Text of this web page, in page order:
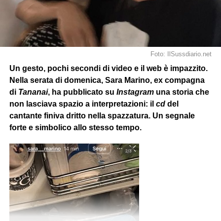
Foto: IlSussdiario.net
Un gesto, pochi secondi di video e il web è impazzito.
Nella serata di domenica, Sara Marino, ex compagna
di Tananai, ha pubblicato su Instagramuna storia che
non lasciava spazio a interpretazioni: il cddel
cantante finiva dritto nella spazzatura. Un segnale
forte e simbolico allo stesso tempo.